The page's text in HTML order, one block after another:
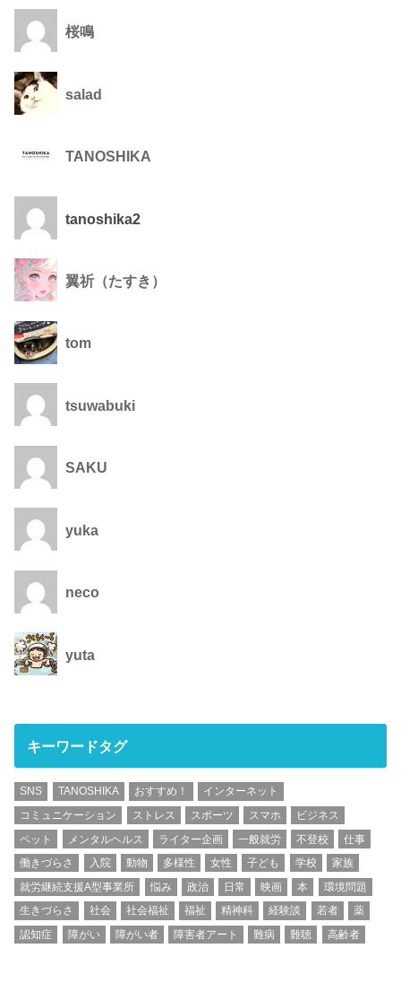
桜鳴
salad
TANOSHIKA
tanoshika2
翼祈（たすき）
tom
tsuwabuki
SAKU
yuka
neco
yuta
キーワードタグ
SNS TANOSHIKA おすすめ！
インターネット
コミュニケーション
ストレス スポーツ スマホ
ビジネス
ペット
メンタルヘルス ライター企画 一般就労 不登校
仕事
働きづらさ
入院 動物 多様性 女性 子ども 学校
家族
就労継続支援A型事業所
悩み 政治 日常 映画 本
環境問題
生きづらさ
社会 社会福祉 福祉 精神科 経験談 若者
薬
認知症
障がい 障がい者 障害者アート 難病 難聴 高齢者